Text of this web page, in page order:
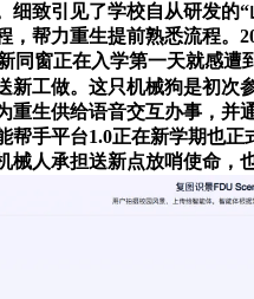
细致引见了学校自从研发
帮力重生提前熟悉流程
窗正在入学第一天就感遭
工做。这只机械狗是初次
生供给语音交互办事，
手平台1.0正在新学期也
人承担送新点放哨使命